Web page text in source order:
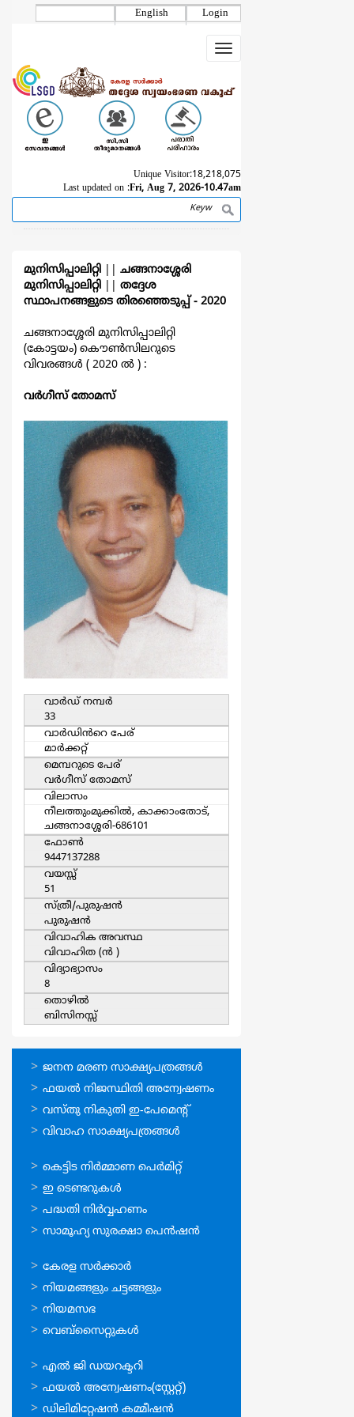
Login
English
Toggle
navigation
Unique Visitor:18,218,075
Last updated on :Fri, Aug 7, 2026-10.47am
Search
മുനിസിപ്പാലിറ്റി
ചങ്ങനാശ്ശേരി
മുനിസിപ്പാലിറ്റി
തദ്ദേശ
സ്ഥാപനങ്ങളുടെ തിരഞ്ഞെടുപ്പ്‌ - 2020
ചങ്ങനാശ്ശേരി മുനിസിപ്പാലിറ്റി
(കോട്ടയം) കൌൺസിലറുടെ
വിവരങ്ങള്‍ ( 2020 ല്‍ ) :
വര്‍ഗീസ് തോമസ്
വാര്‍ഡ്‌ നമ്പര്‍
33
വാര്‍ഡിൻറെ പേര്
മാര്‍ക്കറ്റ്
മെമ്പറുടെ പേര്
വര്‍ഗീസ് തോമസ്
വിലാസം
നീലത്തുംമുക്കില്‍, കാക്കാംതോട്,
ചങ്ങനാശ്ശേരി-686101
ഫോൺ
9447137288
വയസ്സ്
51
സ്ത്രീ/പുരുഷന്‍
പുരുഷന്‍
വിവാഹിക അവസ്ഥ
വിവാഹിത (ന്‍ )
വിദ്യാഭ്യാസം
8
തൊഴില്‍
ബിസിനസ്സ്
ഓണ്‍ലൈന്‍
സേവനങ്ങള്‍
ജനന മരണ സാക്ഷ്യപത്രങ്ങള്‍
ഫയല്‍ നിജസ്ഥിതി അന്വേഷണം
വസ്തു നികുതി ഇ-പേമെന്റ്
വിവാഹ സാക്ഷ്യപത്രങ്ങള്‍
ഓണ്‍ലൈന്‍
സേവനങ്ങള്‍
കെട്ടിട നിര്‍മ്മാണ പെര്‍മിറ്റ്‌
ഇ ടെണ്ടറുകള്‍
പദ്ധതി നിര്‍വ്വഹണം
സാമൂഹ്യ സുരക്ഷാ പെന്‍ഷന്‍
ഉപയോഗപ്രദമായ
കണ്ണികള്‍
കേരള സര്‍ക്കാര്‍
നിയമങ്ങളും ചട്ടങ്ങളും
നിയമസഭ
വെബ്സൈറ്റുകള്‍
ഉപയോഗപ്രദമായ
കണ്ണികള്‍
എല്‍ ജി ഡയറക്ടറി
ഫയല്‍ അന്വേഷണം(സ്റ്റേറ്റ്)
ഡിലിമിറ്റേഷന്‍ കമ്മീഷന്‍